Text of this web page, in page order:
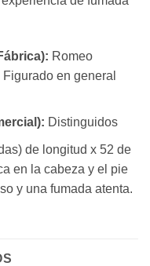
Romeo
en general
Distinguidos
de longitud x 52 de
en la cabeza y el pie
y una fumada atenta.